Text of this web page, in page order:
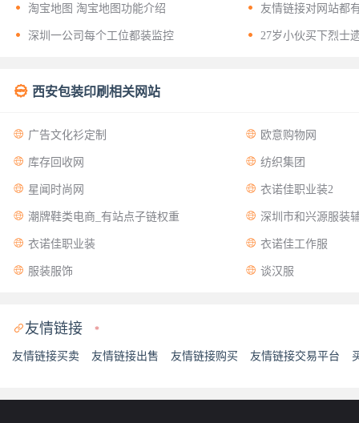
的网站？
 淘宝地图 淘宝地图功能介绍  友情链接对网站都
 深圳一公司每个工位都装监控  27岁小伙买下烈士
 西安包装印刷相关网站
 广告文化衫定制  欧意购物网
 库存回收网  纺织集团
 星闻时尚网  衣诺佳职业装2
 潮牌鞋类电商_有站点子链权重  深圳市和兴源服装
 衣诺佳职业装  衣诺佳工作服
 服装服饰  谈汉服
友情链接 *
友情链接买卖 友情链接出售 友情链接购买 友情链接交易平台